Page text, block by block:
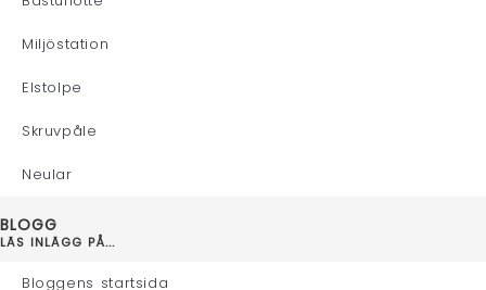
Miljöstation
Elstolpe
Skruvpåle
Neular
BLOGG
LÄS INLÄGG PÅ...
Bloggens startsida